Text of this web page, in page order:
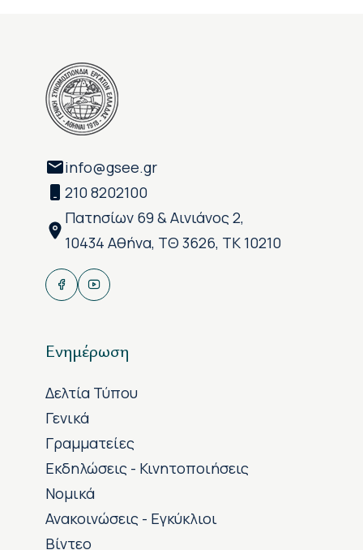
info@gsee.gr
210 8202100
Πατησίων 69 & Αινιάνος 2,
10434 Αθήνα, ΤΘ 3626, ΤΚ 10210
Ενημέρωση
Δελτία Τύπου
Γενικά
Γραμματείες
Εκδηλώσεις - Κινητοποιήσεις
Νομικά
Ανακοινώσεις - Εγκύκλιοι
Βίντεο